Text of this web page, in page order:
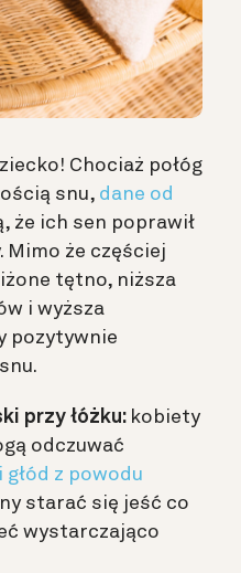
Chociaż połóg
snu, dane od
że ich sen poprawił
Mimo że częściej
tętno, niższa
i wyższa
pozytywnie
przy łóżku: kobiety
odczuwać
z powodu
starać się jeść co
wystarczająco